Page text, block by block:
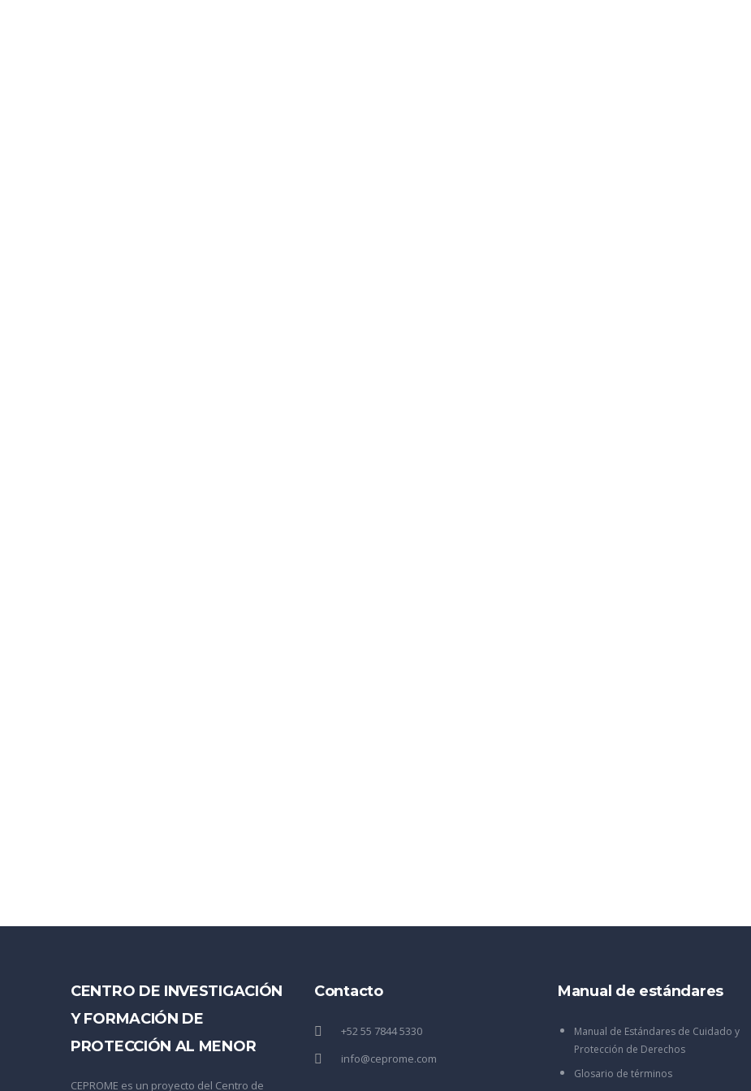
CENTRO DE INVESTIGACIÓN
Y FORMACIÓN DE
PROTECCIÓN AL MENOR
CEPROME es un proyecto del Centro de
Contacto
+52 55 7844 5330
info@ceprome.com
Manual de estándares
Manual de Estándares de Cuidado y
Protección de Derechos
Glosario de términos